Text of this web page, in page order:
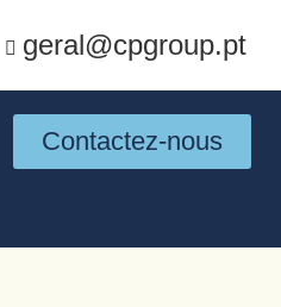
geral@cpgroup.pt
Contactez-nous